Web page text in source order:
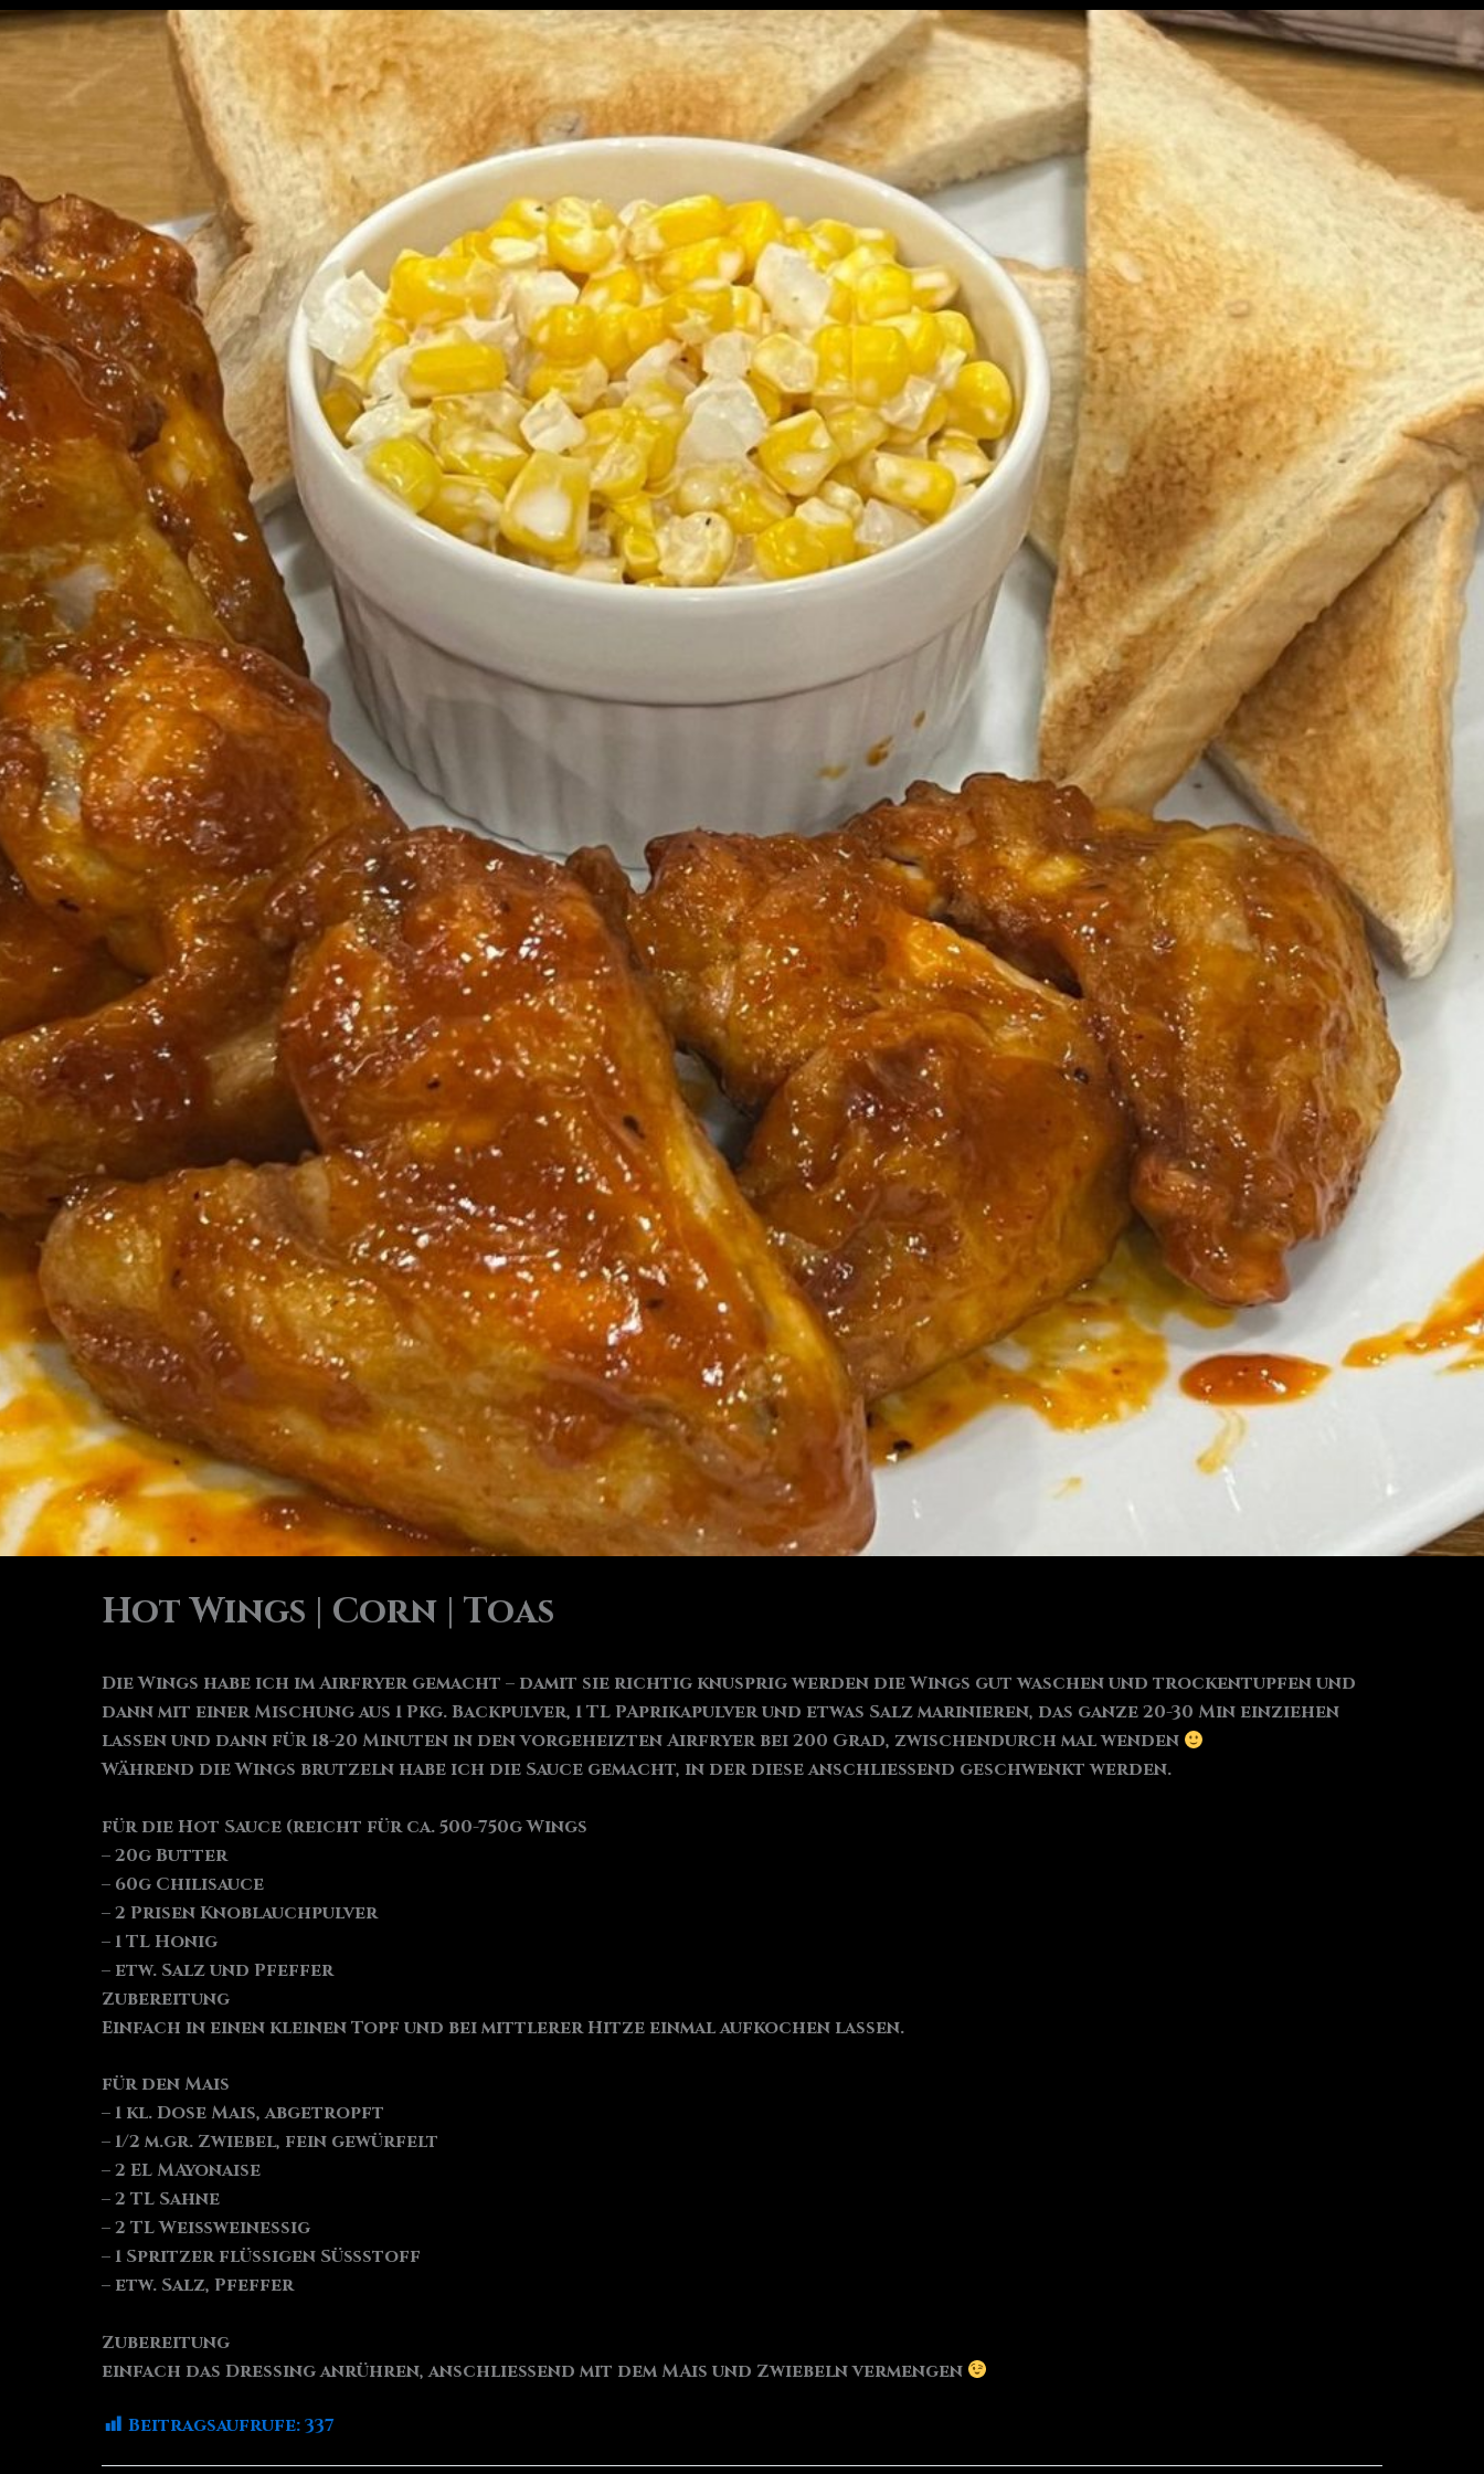
Hot Wings | Corn | Toas
Die Wings habe ich im Airfryer gemacht – damit sie richtig knusprig werden die Wings gut waschen und trockentupfen und
dann mit einer Mischung aus 1 Pkg. Backpulver, 1 TL PAprikapulver und etwas Salz marinieren, das ganze 20-30 Min einziehen
lassen und dann für 18-20 Minuten in den vorgeheizten Airfryer bei 200 Grad, zwischendurch mal wenden
Während die Wings brutzeln habe ich die Sauce gemacht, in der diese anschließend geschwenkt werden.
für die Hot Sauce (reicht für ca. 500-750g Wings
– 20g Butter
– 60g Chilisauce
– 2 Prisen Knoblauchpulver
– 1 TL Honig
– etw. Salz und Pfeffer
Zubereitung
Einfach in einen kleinen Topf und bei mittlerer Hitze einmal aufkochen lassen.
für den Mais
– 1 kl. Dose Mais, abgetropft
– 1/2 m.gr. Zwiebel, fein gewürfelt
– 2 EL MAyonaise
– 2 TL Sahne
– 2 TL Weißweinessig
– 1 Spritzer flüssigen Süßstoff
– etw. Salz, Pfeffer
Zubereitung
einfach das Dressing anrühren, anschließend mit dem MAis und Zwiebeln vermengen
Beitragsaufrufe:337